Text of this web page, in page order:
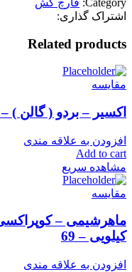
اشتراک گذاری:
Related products
مقایسه
اکسیر – بردو ( گالن ) – 5 لیتری – 50
افزودن به علاقه مندی
Add to cart
مشاهده سریع
مقایسه
کیلویی – 69
افزودن به علاقه مندی